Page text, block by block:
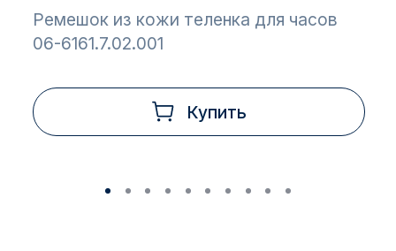
Ремешок из кожи теленка для часов
06-6161.7.02.001
Купить